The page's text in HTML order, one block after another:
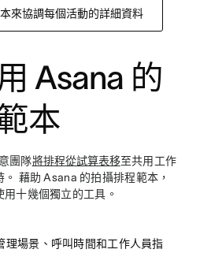
來協調每個活動的詳細資料
Asana 的
本
團隊將排程從試算表移至共用工作
藉助 Asana 的拍攝排程範本，
十幾個獨立的工具。
理場景、呼叫時間和工作人員指